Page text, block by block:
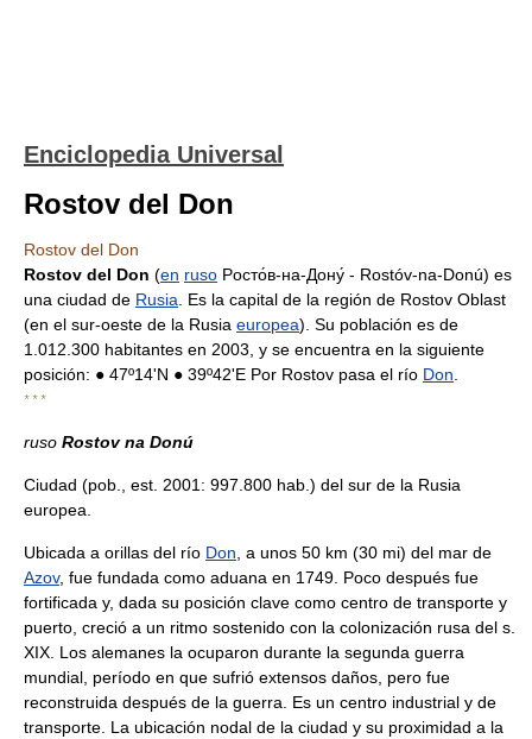
Enciclopedia Universal
Rostov del Don
Rostov del Don
Rostov del Don (en ruso Pосто́в-на-Дону́ - Rostóv-na-Donú) es
una ciudad de Rusia . Es la capital de la región de Rostov Oblast
(en el sur-oeste de la Rusia europea). Su población es de
1.012.300 habitantes en 2003, y se encuentra en la siguiente
posición: ● 47º14'N ● 39º42'E Por Rostov pasa el río Don
* * *
ruso Rostov na Donú
Ciudad (pob., est. 2001: 997.800 hab.) del sur de la Rusia
europea.
Ubicada a orillas del río Don , a unos 50 km (30 mi) del mar de
Azov, fue fundada como aduana en 1749. Poco después fue
fortificada y, dada su posición clave como centro de transporte y
puerto, creció a un ritmo sostenido con la colonización rusa del s.
XIX. Los alemanes la ocuparon durante la segunda guerra
mundial, período en que sufrió extensos daños, pero fue
reconstruida después de la guerra. Es un centro industrial y de
transporte. La ubicación nodal de la ciudad y su proximidad a la